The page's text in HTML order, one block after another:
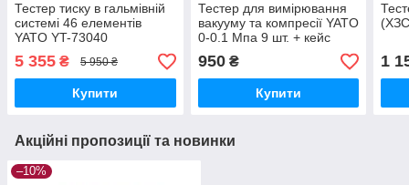
Тестер тиску в гальмівній
системі 46 елементів
YATO YT-73040
5 355 ₴ 5 950 ₴
Купити
Тестер для вимірювання
вакууму та компресії YATO
0-0.1 Мпа 9 шт. + кейс
950₴
Купити
1
Акційні пропозиції та новинки
–10%